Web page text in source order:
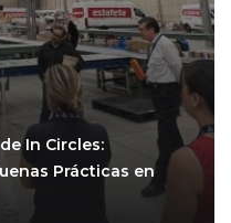
In Circles:
Prácticas en